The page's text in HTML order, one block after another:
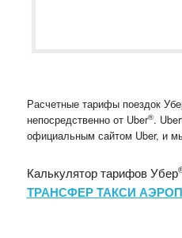
Расчетные тарифы поездок
непосредственно от Uber®.
официальным сайтом Uber, и
Калькулятор тарифов Убер
ТРАНСФЕР ТАКСИ